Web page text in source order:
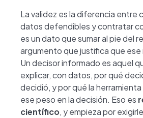
La validez es la diferencia entre
datos defendibles y contratar
es un dato que sumar al pie del
argumento que justifica que
Un decisor informado es aquel
explicar, con datos, por qué
decidió, y por qué la
ese peso en la decisión. Eso es
científico, y empieza por